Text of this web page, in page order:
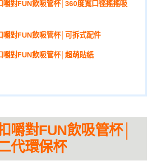
嚼對FUN飲吸管杯│360度寬口徑搖搖吸
嚼對FUN飲吸管杯│可拆式配件
嚼對FUN飲吸管杯│超萌貼紙
嚼對FUN飲吸管杯│
代環保杯